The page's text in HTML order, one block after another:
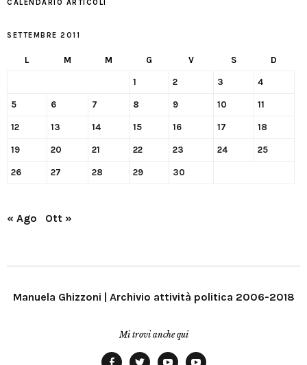
CALENDARIO ARTICOLI
SETTEMBRE 2011
L M M G V S D
1 2 3 4
5 6 7 8 9 10 11
12 13 14 15 16 17 18
19 20 21 22 23 24 25
26 27 28 29 30
« Ago Ott »
Manuela Ghizzoni | Archivio attività politica 2006-2018
Mi trovi anche qui